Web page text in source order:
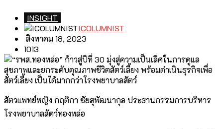
INSIGHT
ICOLUMNIST
สิงหาคม 18, 2023
1013
สัตวแพทย์หญิง กฤติกา ชัยสุพัฒนากุล ประธานกรรมการบริหาร
โรงพยาบาลสัตว์ทองหล่อ